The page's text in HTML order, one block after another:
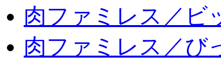
肉ファミレス／ビ
肉ファミレス／び